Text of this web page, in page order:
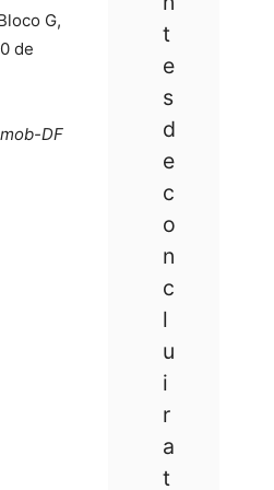
t
e
s
d
e
c
o
n
c
l
u
i
r
a
t
G,
de
DF